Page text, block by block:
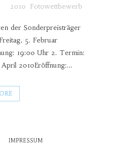
2010 Fotowettbewerb
der Sonderpreisträger
5. Februar
19:00 Uhr 2. Termin:
2010Eröffnung:...
IMPRESSUM